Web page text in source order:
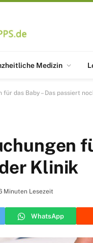
Medizin
das Baby – Das passiert
Klinik
Minuten Lesezeit
WhatsApp